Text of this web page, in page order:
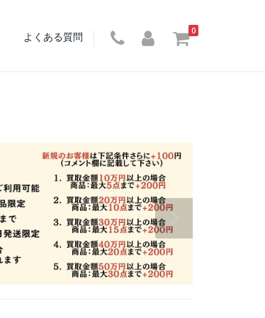
0
よくある質問